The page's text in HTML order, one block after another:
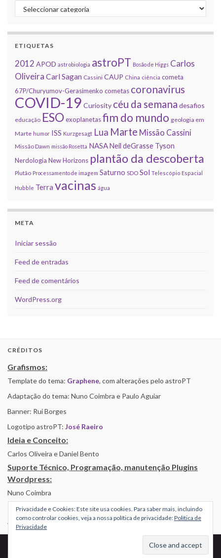
Categorias
ETIQUETAS
2012 APOD astrobiologia astroPT Bosão de Higgs Carlos
Oliveira Carl Sagan Cassini CAUP China ciência cometa
67P/Churyumov-Gerasimenko cometas coronavirus
COVID-19 Curiosity céu da semana desafios
educação ESOexoplanetasfim do mundo geologia em
Marte humor ISS Kurzgesagt Lua Marte Missão Cassini
Missão Dawn missão Rosetta NASANeil deGrasse Tyson
Nerdologia New Horizons plantão da descoberta
Plutão Processamento de imagem Saturno SDO Sol Telescópio Espacial
Hubble Terra vacinas água
META
Iniciar sessão
Feed de entradas
Feed de comentários
WordPress.org
CRÉDITOS
Grafismos:
Template do tema: Graphene, com alterações pelo astroPT
Adaptação do tema: Nuno Coimbra e Paulo Aguiar
Banner: Rui Borges
Logotipo astroPT: José Raeiro
Ideia e Conceito:
Carlos Oliveira e Daniel Bento
Suporte Técnico, Programação, manutenção Plugins
Wordpress:
Nuno Coimbra
Alojamento por Simbiose
Privacidade e Cookies: Este site usa cookies. Para saber mais, incluindo
como controlar cookies, veja a nossa política de privacidade:Política de
Privacidade